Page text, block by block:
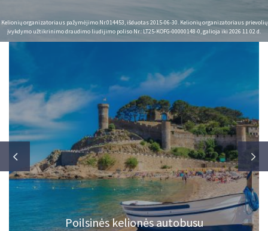
Kelionių organizatoriaus pažymėjimo Nr.014453, išduotas 2015-06-30. Kelionių organizatoriaus prievolių
įvykdymo užtikrinimo draudimo liudijimo poliso Nr.: LT25-KOFG-00000148-0, galioja iki 2026 11 02 d.
Poilsinės kelionės autobusu